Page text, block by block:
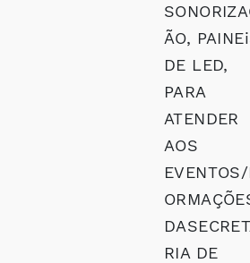
ÃO,
DE LED,
PARA
ATENDER
AOS
RIA DE